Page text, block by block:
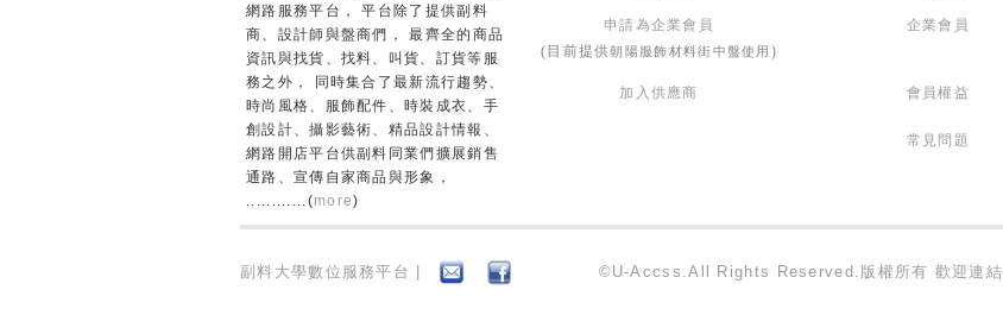
網路服務平台， 平台除了提供副料
商、設計師與盤商們， 最齊全的商品
資訊與找貨、找料、叫貨、訂貨等服
務之外， 同時集合了最新流行趨勢、
時尚風格、服飾配件、時裝成衣、手
創設計、攝影藝術、精品設計情報、
網路開店平台供副料同業們擴展銷售
通路、宣傳自家商品與形象，
............(more)
申請為企業會員
(目前提供朝陽服飾材料街中盤使用 )
企業會員
加入供應商 會員權益
常見問題
副料大學數位服務平台 | ©U-Accss.All Rights Reserved.版權所有 歡迎連結